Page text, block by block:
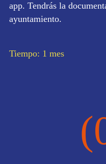
app. Tendrás la
ayuntamiento.
Tiempo: 1 mes